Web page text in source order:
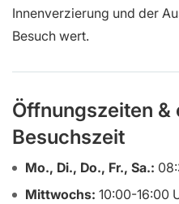
Innenverzierung und der
Besuch wert.
Öffnungszeiten &
Besuchszeit
Mo., Di., Do., Fr., Sa.:
Mittwochs: 10:00-16:00